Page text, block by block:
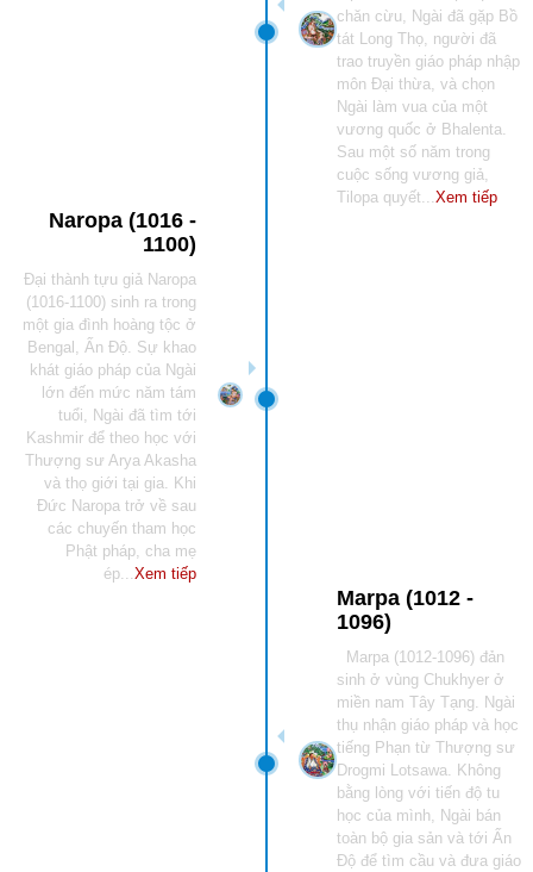
chăn cừu, Ngài đã gặp Bồ
tát Long Thọ, người đã
trao truyền giáo pháp nhập
môn Đại thừa, và chọn
Ngài làm vua của một
vương quốc ở Bhalenta.
Sau một số năm trong
cuộc sống vương giả,
Tilopa quyết...Xem tiếp
Naropa (1016 -
1100)
Đại thành tựu giả Naropa
(1016-1100) sinh ra trong
một gia đình hoàng tộc ở
Bengal, Ấn Độ. Sự khao
khát giáo pháp của Ngài
lớn đến mức năm tám
tuổi, Ngài đã tìm tới
Kashmir để theo học với
Thượng sư Arya Akasha
và thọ giới tại gia. Khi
Đức Naropa trở về sau
các chuyến tham học
Phật pháp, cha mẹ
ép...Xem tiếp
Marpa (1012 -
1096)
Marpa (1012-1096) đản
sinh ở vùng Chukhyer ở
miền nam Tây Tạng. Ngài
thụ nhận giáo pháp và học
tiếng Phạn từ Thượng sư
Drogmi Lotsawa. Không
bằng lòng với tiến độ tu
học của mình, Ngài bán
toàn bộ gia sản và tới Ấn
Độ để tìm cầu và đưa giáo